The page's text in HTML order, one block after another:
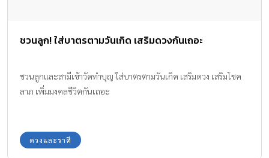
ชวนลูก! ใส่บาตรตามวันเกิด เสริมดวงกันเถอะ
ชวนลูกและสามีเข้าวัดทำบุญ ใส่บาตรตามวันเกิด เสริมดวง เสริมโชค
ลาภ เพิ่มมงคลชีวิตกันเถอะ
ดวงและราศี